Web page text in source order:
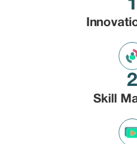
1
2
Skill